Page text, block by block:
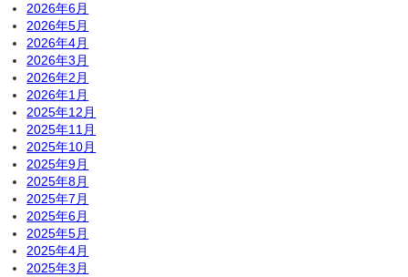
2026年6月
2026年5月
2026年4月
2026年3月
2026年2月
2026年1月
2025年12月
2025年11月
2025年10月
2025年9月
2025年8月
2025年7月
2025年6月
2025年5月
2025年4月
2025年3月